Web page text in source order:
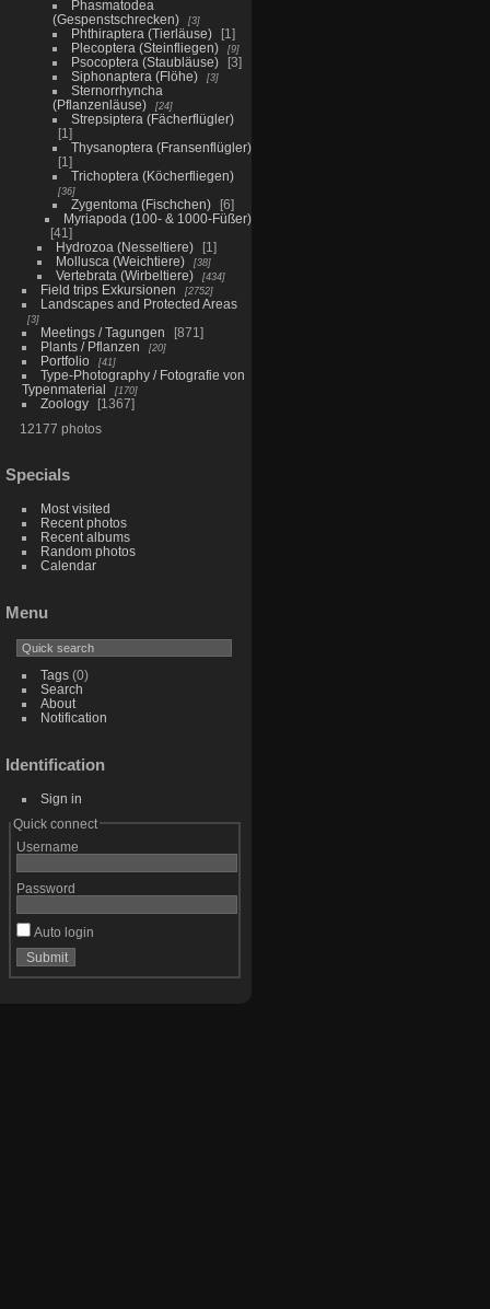
Phasmatodea
(Gespenstschrecken)
3
Phthiraptera (Tierläuse)
1
Plecoptera (Steinfliegen)
9
Psocoptera (Staubläuse)
3
Siphonaptera (Flöhe)
3
Sternorrhyncha
(Pflanzenläuse)
24
Strepsiptera (Fächerflügler)
1
Thysanoptera (Fransenflügler)
1
Trichoptera (Köcherfliegen)
36
Zygentoma (Fischchen)
6
Myriapoda (100- & 1000-Füßer)
41
Hydrozoa (Nesseltiere)
1
Mollusca (Weichtiere)
38
Vertebrata (Wirbeltiere) 434
Field trips Exkursionen 2752
Landscapes and Protected Areas
3
Meetings / Tagungen
871
Plants / Pflanzen
20
Portfolio 41
Type-Photography / Fotografie von
Typenmaterial
170
Zoology
1367
12177 photos
Specials
Most visited
Recent photos
Recent albums
Random photos
Calendar
Menu
Tags(0)
Search
About
Notification
Identification
Sign in
Quick connect
Username
Password
Auto login